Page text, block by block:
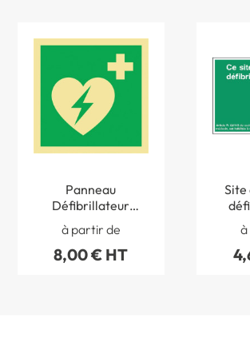
Panneau
Défibrillateur
Photoluminescent -
E010 PH
à partir de
8,00 € HT
Site
du
-